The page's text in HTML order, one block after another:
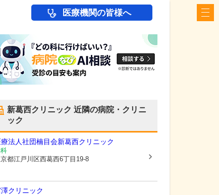
医療機関の皆様へ
新葛西クリニック 近隣の病院・クリニ
ック
療法人社団楠目会新葛西クリニック
都江戸川区西葛西6丁目19-8
クリニック